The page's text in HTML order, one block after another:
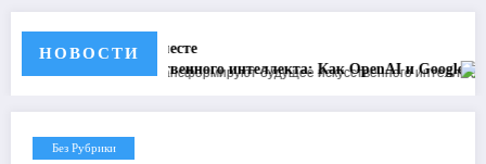
НОВОСТИ
Как OpenAI и Google меняют нашу реальность с инновациями и
Подарки без стресса: как ИИ
Без Рубрики